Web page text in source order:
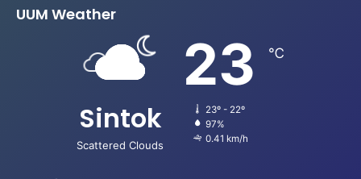
UUM Weather
Sintok
Scattered Clouds
23 ℃
23º - 22º
97%
0.41 km/h